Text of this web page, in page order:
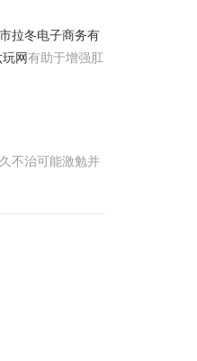
拉冬电子商务有
网有助于增强肛
不治可能激勉并